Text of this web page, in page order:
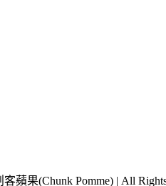
蘋果(Chunk Pomme) | All